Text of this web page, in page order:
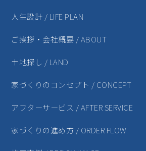
人生設計 / LIFE PLAN
ご挨拶・会社概要 / ABOUT
土地探し / LAND
家づくりのコンセプト / CONCEPT
アフターサービス / AFTER SERVICE
家づくりの進め方 / ORDER FLOW